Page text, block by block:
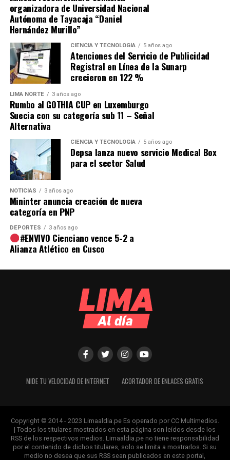
evitar que haya un deterioro importante de las
finanzas públicas»en la próxima década.
Comparte esto:
organizadora de Universidad Nacional
Autónoma de Tayacaja “Daniel
Hernández Murillo”
CIENCIA Y TECNOLOGÍA 5 años ago
Atenciones del Servicio de Publicidad
Registral en Línea de la Sunarp
crecieron en 122 %
LIMA NORTE 3 años ago
Rumbo al GOTHIA CUP en Luxemburgo
Suecia con su categoría sub 11 – Señal
Alternativa
CIENCIA Y TECNOLOGÍA 5 años ago
Depsa lanza nuevo servicio Medical Box
para el sector Salud
NOTICIAS 3 años ago
Mininter anuncia creación de nueva
categoría en PNP
DEPORTES 3 años ago
#ENVIVO Cienciano vence 5-2 a
Alianza Atlético en Cusco
MIDE TU VELOCIDAD DE INTERNET ACORTADOR DE ENLACES GRATIS
Copyright © 2014 - 2023 Limaaldia.pe Es operado por CC Multimedios.
| Todos los titulares mostrados en esta página son leídos desde los
RSS de los respectivos medios. Limaaldia.pe no tiene responsabilidad
por el contenido de dichos titulares, solo se limita a mostrarlos. Si su
medio no desea que sus RSS sean publicados en este portal,